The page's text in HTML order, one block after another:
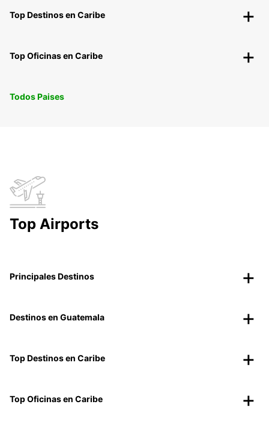
Top Destinos en Caribe
Top Oficinas en Caribe
Todos Paises
Top Airports
Principales Destinos
Destinos en Guatemala
Top Destinos en Caribe
Top Oficinas en Caribe